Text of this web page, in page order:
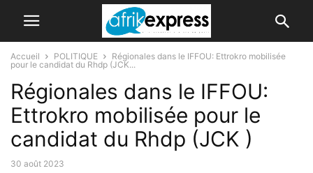
Accueil POLITIQUE
Régionales dans le IFFOU: Ettrokro mobilisée
pour le candidat du Rhdp (JCK...
Régionales dans le IFFOU:
Ettrokro mobilisée pour le
candidat du Rhdp (JCK )
30 août 2023